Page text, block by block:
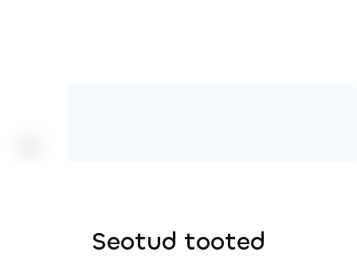
Seotud tooted